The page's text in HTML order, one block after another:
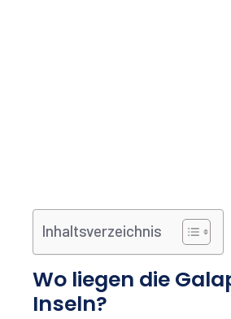
Inhaltsverzeichnis
Wo liegen die
Inseln?